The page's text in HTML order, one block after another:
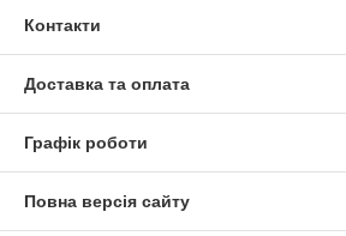
Контакти
Доставка та оплата
Графік роботи
Повна версія сайту